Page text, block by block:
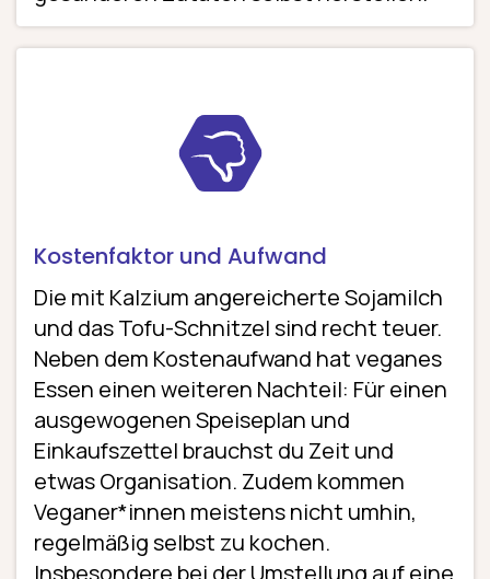
Kostenfaktor und Aufwand
Die mit Kalzium angereicherte Sojamilch
und das Tofu-Schnitzel sind recht teuer.
Neben dem Kostenaufwand hat veganes
Essen einen weiteren Nachteil: Für einen
ausgewogenen Speiseplan und
Einkaufszettel brauchst du Zeit und
etwas Organisation. Zudem kommen
Veganer*innen meistens nicht umhin,
regelmäßig selbst zu kochen.
Insbesondere bei der Umstellung auf eine